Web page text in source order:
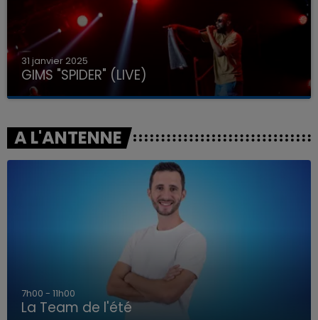
31 janvier 2025
GIMS "SPIDER" (LIVE)
A L'ANTENNE
7h00 - 11h00
La Team de l'été